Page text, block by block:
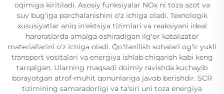
oqimiga kiritiladi. Asosiy funksiyalar NOx ni toza azot va
suv bug'iga parchalanishini o'z ichiga oladi. Texnologik
xususiyatlar aniq in'ektsiya tizimlari va reaksiyani ideal
haroratlarda amalga oshiradigan ilg'or katalizator
materiallarini o'z ichiga oladi. Qo'llanilish sohalari og'ir yukli
transport vositalari va energiya ishlab chiqarish kabi keng
tarqalgan. Ularning maqsadi doimiy ravishda kuchayib
borayotgan atrof-muhit qonunlariga javob berishdir. SCR
tizimining samaradorligi va ta'siri uni toza energiya